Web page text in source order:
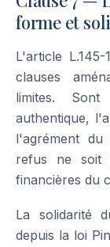
forme et
L'article
clauses
limites.
authentique,
l'agrément
refus ne soit
financières du
La solidarité
depuis la loi